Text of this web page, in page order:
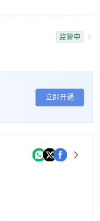
监管中
立即开通